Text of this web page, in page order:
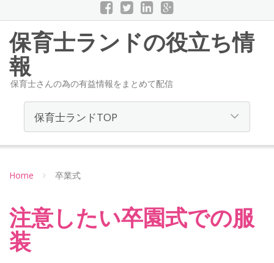
保育士ランドの役立ち情
報
保育士さんの為の有益情報をまとめて配信
Home 卒業式
注意したい卒園式での服
装